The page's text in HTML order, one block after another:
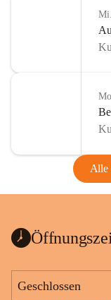
Alle
Geschlossen